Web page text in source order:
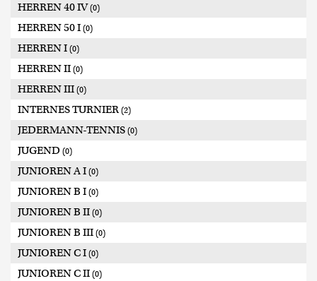
HERREN 40 IV(0)
HERREN 50 I (0)
HERREN I (0)
HERREN II (0)
HERREN III (0)
INTERNES TURNIER (2)
JEDERMANN-TENNIS (0)
JUGEND (0)
JUNIOREN A I (0)
JUNIOREN B I (0)
JUNIOREN B II (0)
JUNIOREN B III (0)
JUNIOREN C I (0)
JUNIOREN C II (0)